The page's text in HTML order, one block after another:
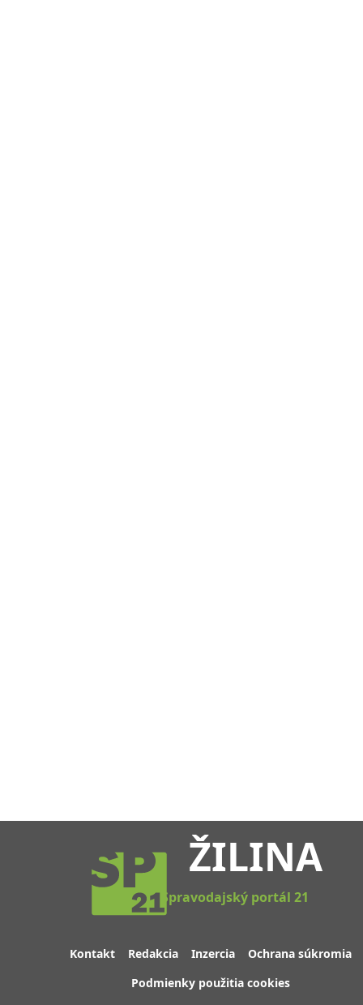
ŽILINA
Spravodajský portál 21
Kontakt Redakcia Inzercia
Ochrana súkromia
Podmienky použitia cookies